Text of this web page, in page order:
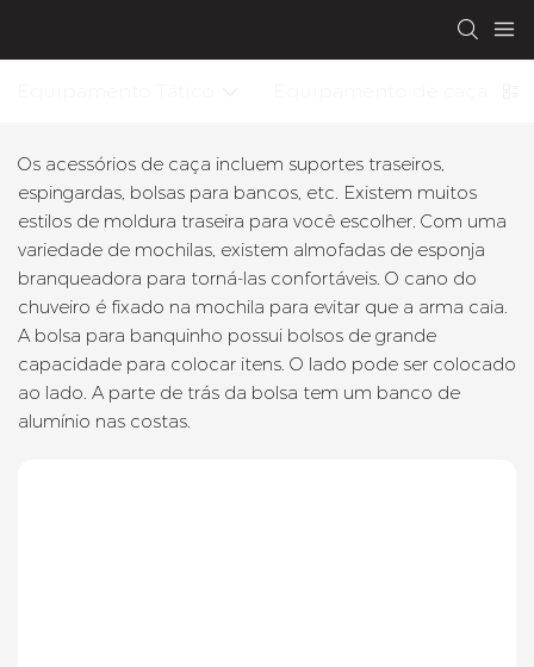
Os acessórios de caça incluem suportes traseiros,
espingardas, bolsas para bancos, etc. Existem muitos
estilos de moldura traseira para você escolher. Com uma
variedade de mochilas, existem almofadas de esponja
branqueadora para torná-las confortáveis. O cano do
chuveiro é fixado na mochila para evitar que a arma caia.
A bolsa para banquinho possui bolsos de grande
capacidade para colocar itens. O lado pode ser colocado
ao lado. A parte de trás da bolsa tem um banco de
alumínio nas costas.